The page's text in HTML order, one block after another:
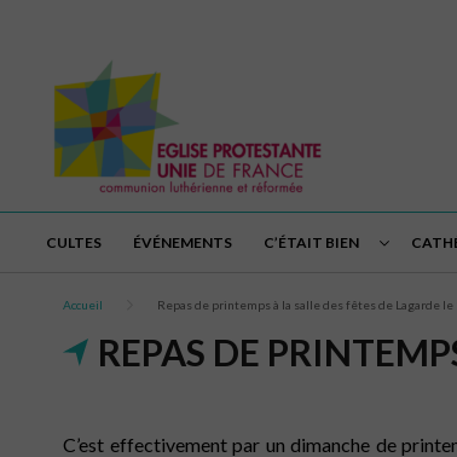
CULTES ÉVÉNEMENTS C’ÉTAIT BIEN
Accueil Repas de printemps à la salle des fêtes de Lagarde le
REPAS DE
C’est effectivement par un dimanche de